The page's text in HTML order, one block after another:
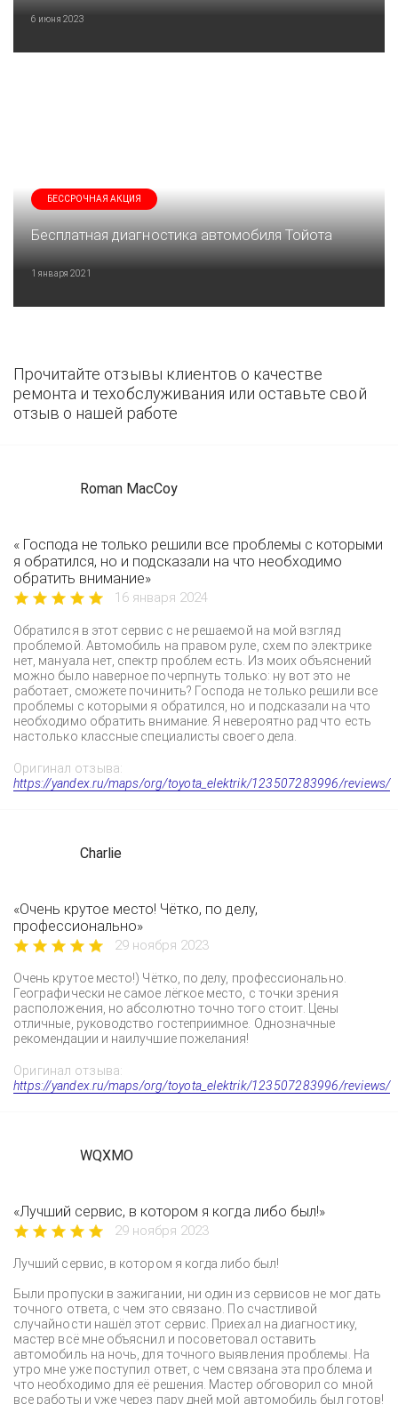
6 июня 2023
БЕССРОЧНАЯ АКЦИЯ
Бесплатная диагностика автомобиля Тойота
1 января 2021
Прочитайте отзывы клиентов о качестве
ремонта и техобслуживания или оставьте свой
отзыв о нашей работе
Roman MacCoy
« Господа не только решили все проблемы с которыми
я обратился, но и подсказали на что необходимо
обратить внимание»
16 января 2024
Обратился в этот сервис с не решаемой на мой взгляд
проблемой. Автомобиль на правом руле, схем по электрике
нет, мануала нет, спектр проблем есть. Из моих объяснений
можно было наверное почерпнуть только: ну вот это не
работает, сможете починить? Господа не только решили все
проблемы с которыми я обратился, но и подсказали на что
необходимо обратить внимание. Я невероятно рад что есть
настолько классные специалисты своего дела.
Оригинал отзыва:
https://yandex.ru/maps/org/toyota_elektrik/123507283996/reviews/
Charlie
«Очень крутое место! Чётко, по делу,
профессионально»
29 ноября 2023
Очень крутое место!) Чётко, по делу, профессионально.
Географически не самое лёгкое место, с точки зрения
расположения, но абсолютно точно того стоит. Цены
отличные, руководство гостеприимное. Однозначные
рекомендации и наилучшие пожелания!
Оригинал отзыва:
https://yandex.ru/maps/org/toyota_elektrik/123507283996/reviews/
WQXMO
«Лучший сервис, в котором я когда либо был!»
29 ноября 2023
Лучший сервис, в котором я когда либо был!
Были пропуски в зажигании, ни один из сервисов не мог дать
точного ответа, с чем это связано. По счастливой
случайности нашёл этот сервис. Приехал на диагностику,
мастер всё мне объяснил и посоветовал оставить
автомобиль на ночь, для точного выявления проблемы. На
утро мне уже поступил ответ, с чем связана эта проблема и
что необходимо для её решения. Мастер обговорил со мной
все работы и уже через пару дней мой автомобиль был готов!